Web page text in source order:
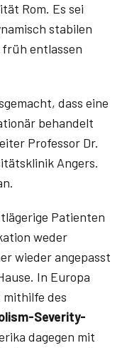
Rom. Es sei
stabilen
entlassen
dass eine
behandelt
Professor Dr.
Angers.
Patienten
weder
wieder angepasst
In Europa
des
Severity-
dagegen mit